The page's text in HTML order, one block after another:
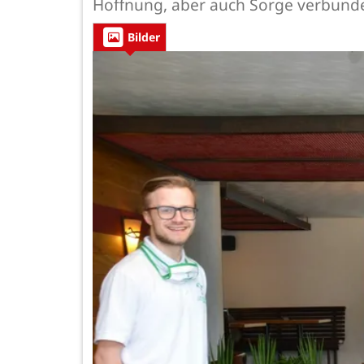
Hoffnung, aber auch Sorge
Bilder